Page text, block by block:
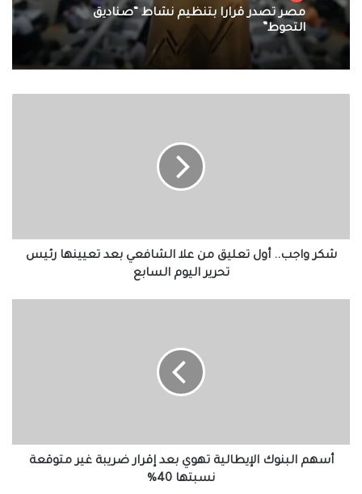
مصر تصدر قراراً بتنظيم نشاط “صناديق
التحوط”
تعيينها
رئيسشكر واجب.. أول تعليق من علا الشافعي بعد تعيينها رئيس
تحرير اليوم السابع
متوقعة
نسبتهاأسهم البنوك الإيطالية تهوي بعد إقرار ضريبة غير متوقعة
نسبتها 40%